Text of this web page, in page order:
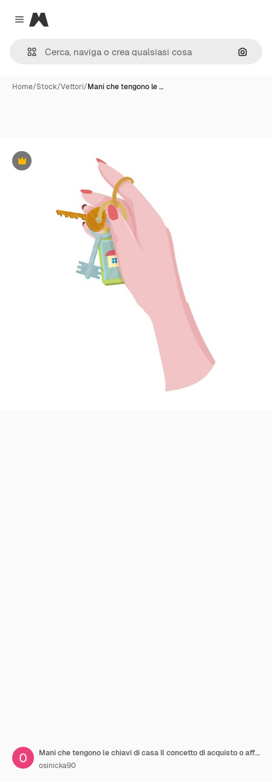
Close menu
Magnific
Cerca
Home/Stock/Vettori/Mani che tengono le …
Premium
Mani che tengono le chiavi di casa Il concetto di acquisto o affitto di una casa Chiavi dell'appartamento Illustrazione vettoriale
osinicka90